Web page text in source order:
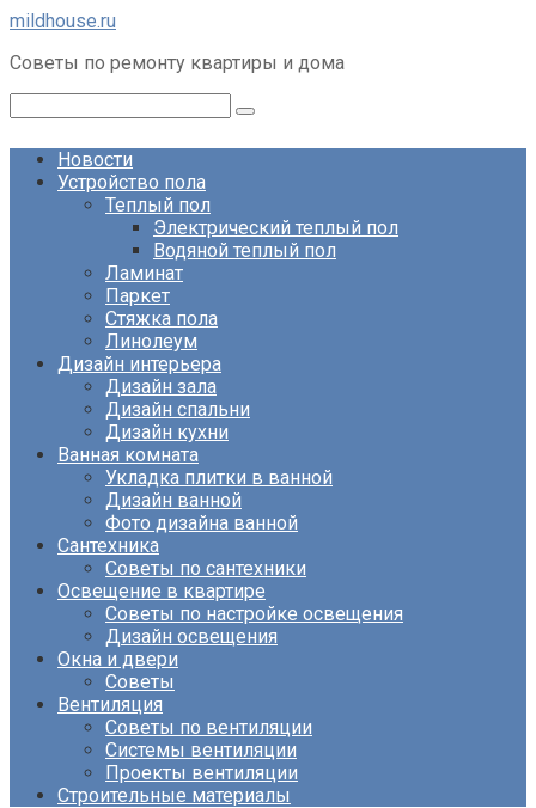
Перейти
контенту
mildhouse.ru
Советы по ремонту квартиры и дома
Новости
Устройство пола
Теплый пол
Электрический теплый пол
Водяной теплый пол
Ламинат
Паркет
Стяжка пола
Линолеум
Дизайн интерьера
Дизайн зала
Дизайн спальни
Дизайн кухни
Ванная комната
Укладка плитки в ванной
Дизайн ванной
Фото дизайна ванной
Сантехника
Советы по сантехники
Освещение в квартире
Советы по настройке освещения
Дизайн освещения
Окна и двери
Советы
Вентиляция
Советы по вентиляции
Системы вентиляции
Проекты вентиляции
Строительные материалы